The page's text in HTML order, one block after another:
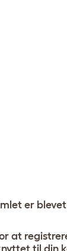
er
at
til din